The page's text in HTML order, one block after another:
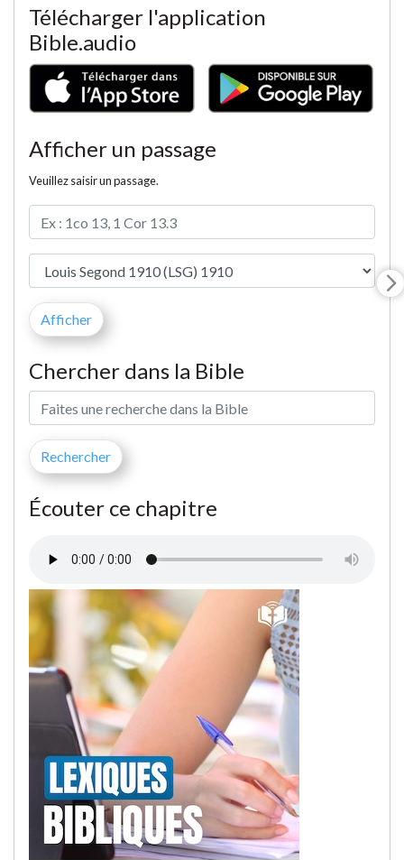
Télécharger l'application
Bible.audio
Afficher un passage
Veuillez saisir un passage.
Chercher dans la Bible
Écouter ce chapitre